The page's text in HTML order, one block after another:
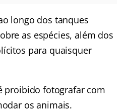
longo dos tanques
as espécies, além dos
para quaisquer
proibido fotografar com
os animais.